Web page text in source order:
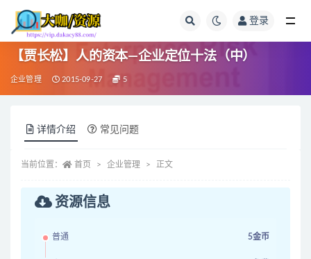
登录
【贾长松】人的资本—企业定位十法（中）
企业管理 2015-09-27 5
详情介绍 常见问题
当前位置： 首页 企业管理 正文
资源信息
普通 5金币
全部